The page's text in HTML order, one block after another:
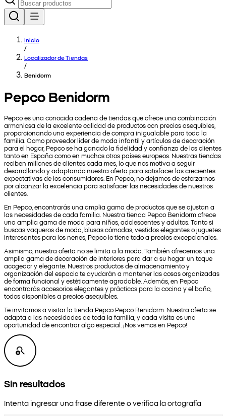
Inicio
/
Localizador de Tiendas
/
Benidorm
Pepco Benidorm
Pepco es una conocida cadena de tiendas que ofrece una combinación
armoniosa de la excelente calidad de productos con precios asequibles,
proporcionando una experiencia de compra inigualable para toda la
familia. Como proveedor líder de moda infantil y artículos de decoración
para el hogar, Pepco se ha ganado la fidelidad y confianza de los clientes
tanto en España como en muchos otros países europeos. Nuestras tiendas
reciben millones de clientes cada mes, lo que nos motiva a seguir
desarrollando y adaptando nuestra oferta para satisfacer las crecientes
expectativas de los consumidores. En Pepco, no dejamos de esforzarnos
por alcanzar la excelencia para satisfacer las necesidades de nuestros
clientes.
En Pepco, encontrarás una amplia gama de productos que se ajustan a
las necesidades de cada familia. Nuestra tienda Pepco Benidorm ofrece
una amplia gama de moda para niños, adolescentes y adultos. Tanto si
buscas vaqueros de moda, blusas cómodas, vestidos elegantes o juguetes
interesantes para los nenes, Pepco lo tiene todo a precios excepcionales.
Asimismo, nuestra oferta no se limita a la moda. También ofrecemos una
amplia gama de decoración de interiores para dar a su hogar un toque
acogedor y elegante. Nuestros productos de almacenamiento y
organización del espacio te ayudarán a mantener las cosas organizadas
de forma funcional y estéticamente agradable. Además, en Pepco
encontrarás accesorios elegantes y prácticos para la cocina y el baño,
todos disponibles a precios asequibles.
Te invitamos a visitar la tienda Pepco Pepco Benidorm. Nuestra oferta se
adapta a las necesidades de toda la familia, y cada visita es una
oportunidad de encontrar algo especial. ¡Nos vemos en Pepco!
Sin resultados
Intenta ingresar una frase diferente o verifica la ortografía